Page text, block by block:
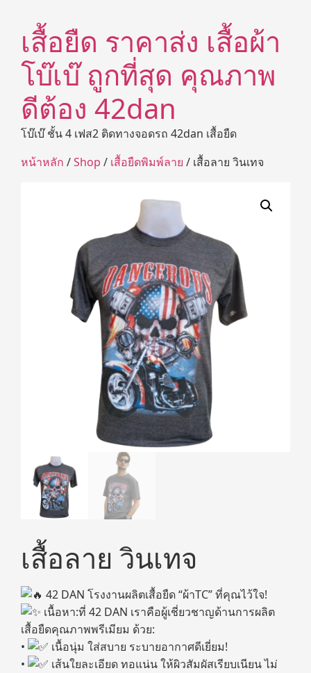
เสื้อยืด ราคาส่ง เสื้อผ้า
โบ๊เบ๊ ถูกที่สุด คุณภาพ
ดีต้อง 42dan
โบ๊เบ๊ ชั้น 4 เฟส2 ติดทางจอดรถ 42dan เสื้อยืด
หน้าหลัก /Shop / เสื้อยืดพิมพ์ลาย / เสื้อลาย วินเทจ
เสื้อลาย วินเทจ
42 DAN โรงงานผลิตเสื้อยืด “ผ้าTC” ที่คุณไว้ใจ!
เนื้อหา:ที่ 42 DAN เราคือผู้เชี่ยวชาญด้านการผลิต
เสื้อยืดคุณภาพพรีเมียม ด้วย:
•
เนื้อนุ่ม ใส่สบาย ระบายอากาศดีเยี่ยม!
•
เส้นใยละเอียด ทอแน่น ให้ผิวสัมผัสเรียบเนียน ไม่